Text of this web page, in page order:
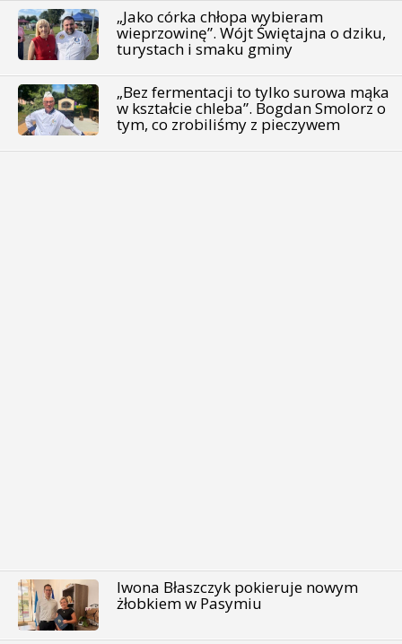
„Jako córka chłopa wybieram
wieprzowinę”. Wójt Świętajna o dziku,
turystach i smaku gminy
„Bez fermentacji to tylko surowa mąka
w kształcie chleba”. Bogdan Smolorz o
tym, co zrobiliśmy z pieczywem
Iwona Błaszczyk pokieruje nowym
żłobkiem w Pasymiu